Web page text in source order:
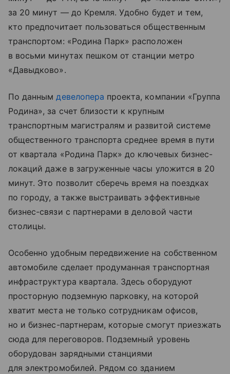
за 20 минут — до Кремля. Удобно будет и тем,
кто предпочитает пользоваться общественным
транспортом: «Родина Парк» расположен
в восьми минутах пешком от станции метро
«Давыдково».
По даннымдевелопера проекта, компании «Группа
Родина», за счет близости к крупным
транспортным магистралям и развитой системе
общественного транспорта среднее время в пути
от квартала «Родина Парк» до ключевых бизнес-
локаций даже в загруженные часы уложится в 20
минут. Это позволит сберечь время на поездках
по городу, а также выстраивать эффективные
бизнес-связи с партнерами в деловой части
столицы.
Особенно удобным передвижение на собственном
автомобиле сделает продуманная транспортная
инфраструктура квартала. Здесь оборудуют
просторную подземную парковку, на которой
хватит места не только сотрудникам офисов,
но и бизнес-партнерам, которые смогут приезжать
сюда для переговоров. Подземный уровень
оборудован зарядными станциями
для электромобилей. Рядом со зданием